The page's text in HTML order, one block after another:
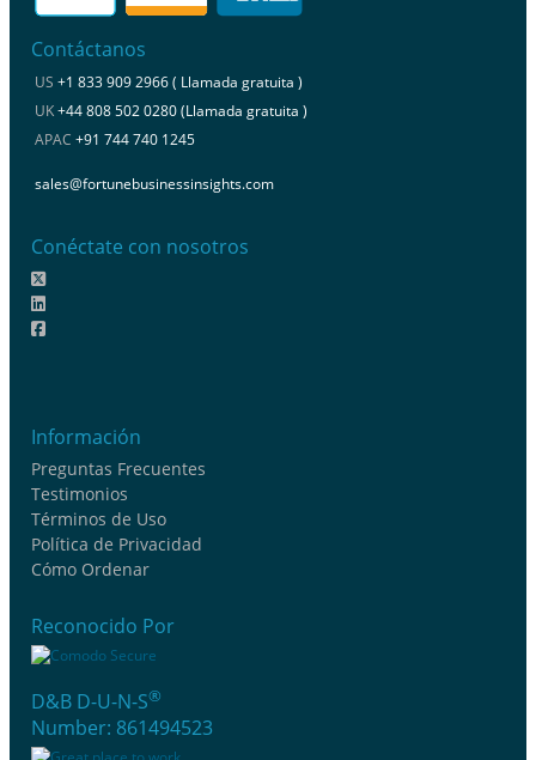
Contáctanos
US +1 833 909 2966 ( Llamada gratuita )
UK+44 808 502 0280 (Llamada gratuita )
APAC +91 744 740 1245
sales@fortunebusinessinsights.com
Conéctate con nosotros
Información
Preguntas Frecuentes
Testimonios
Términos de Uso
Política de Privacidad
Cómo Ordenar
Reconocido Por
D&B D-U-N-S®
Number: 861494523